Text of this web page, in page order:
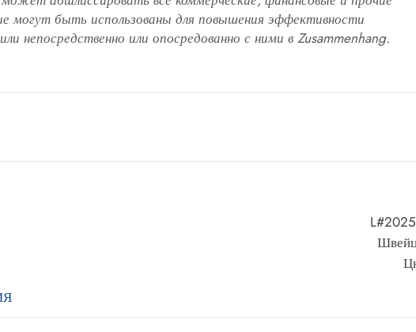
могут быть использованы для повышения эффективности
непосредственно или опосредованно с ними в Zusammenhang.